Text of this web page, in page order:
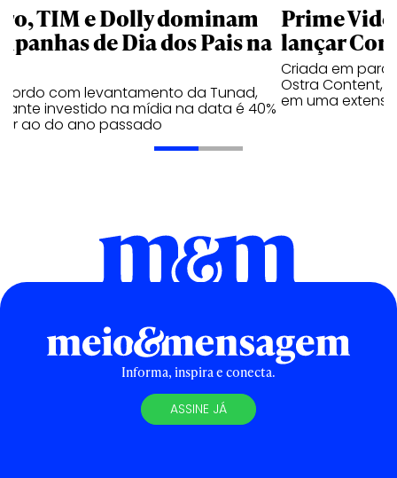
TIM e Dolly dominam
de Dia dos Pais na
com levantamento da Tunad,
investido na mídia na data é 40%
ao do ano passado
Prime
lançar
Criada em
Ostra Content,
em uma
Informa, inspira e conecta.
ASSINE JÁ